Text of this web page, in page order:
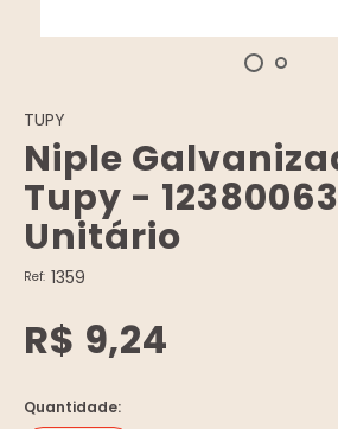
TUPY
Niple
Tupy -
Unitário
Ref: 1359
R$ 9,24
Quantidade: